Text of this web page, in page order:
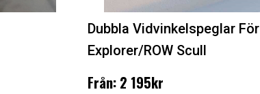
Dubbla Vidvinkelspeglar För
Explorer/ROW Scull
Från: 2 195kr